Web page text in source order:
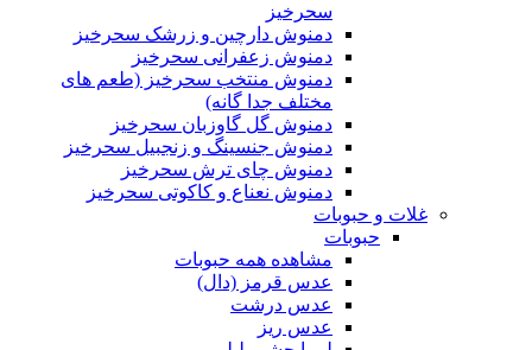
سحرخیز
دمنوش دارچین و زرشک سحرخیز
دمنوش زعفرانی سحرخیز
دمنوش منتخب سحرخیز (طعم های
مختلف جدا گانه)
دمنوش گل گاوزبان سحرخیز
دمنوش جنسینگ و زنجبیل سحرخیز
دمنوش چای ترش سحرخیز
دمنوش نعناع و کاکوتی سحرخیز
غلات و حبوبات
حبوبات
مشاهده همه حبوبات
عدس قرمز (دال)
عدس درشت
عدس ریز